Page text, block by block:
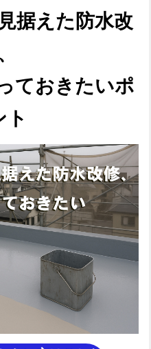
据えた防水改
ておきたいポ
ト